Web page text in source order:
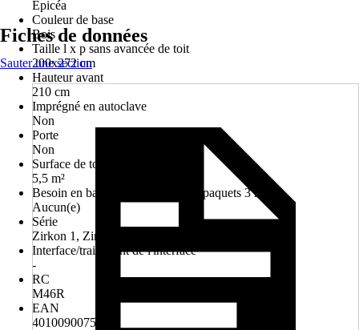
Épicéa
Couleur de base
Bois
Taille l x p sans avancée de toit
200x272 cm
Hauteur avant
210 cm
Imprégné en autoclave
Non
Porte
Non
Surface de toit
5,5 m²
Besoin en bardeaux (contenu des paquets 3 m²)
Aucun(e)
Série
Zirkon 1, Zirkon 2
Interface/traitement de l'interface
-
RC
M46R
EAN
4010090075495
Fiches de données
Sauter une section